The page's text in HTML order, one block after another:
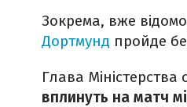
Зокрема, вже
Дортмунд пройде
Глава
вплинуть на матч